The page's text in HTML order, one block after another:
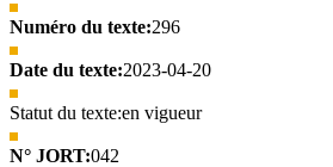
Numéro du texte:296
Date du texte:2023-04-20
Statut du texte:en vigueur
N° JORT:042